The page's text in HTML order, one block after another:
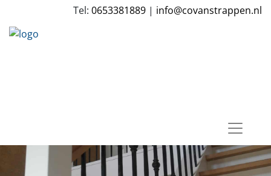
Tel: 0653381889 | info@covanstrappen.nl